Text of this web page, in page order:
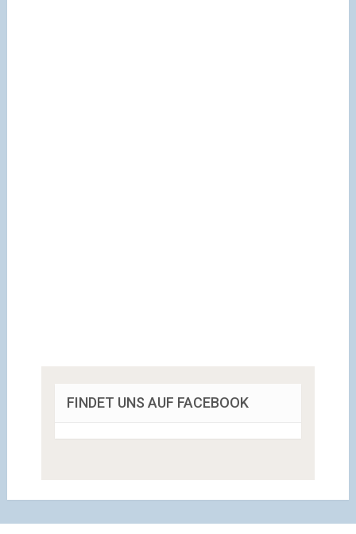
FINDET UNS AUF FACEBOOK